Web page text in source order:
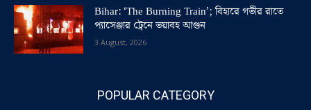
Bihar: ‘The Burning Train’; বিহারে গভীর রাতে
প্যাসেঞ্জার ট্রেনে ভয়াবহ আগুন
3 August, 2026
POPULAR CATEGORY